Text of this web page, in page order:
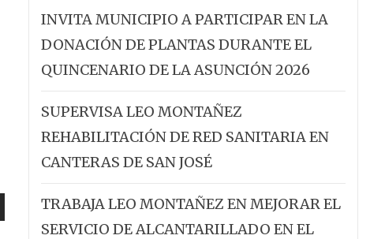
INVITA MUNICIPIO A PARTICIPAR EN LA
DONACIÓN DE PLANTAS DURANTE EL
QUINCENARIO DE LA ASUNCIÓN 2026
SUPERVISA LEO MONTAÑEZ
REHABILITACIÓN DE RED SANITARIA EN
CANTERAS DE SAN JOSÉ
TRABAJA LEO MONTAÑEZ EN MEJORAR EL
SERVICIO DE ALCANTARILLADO EN EL